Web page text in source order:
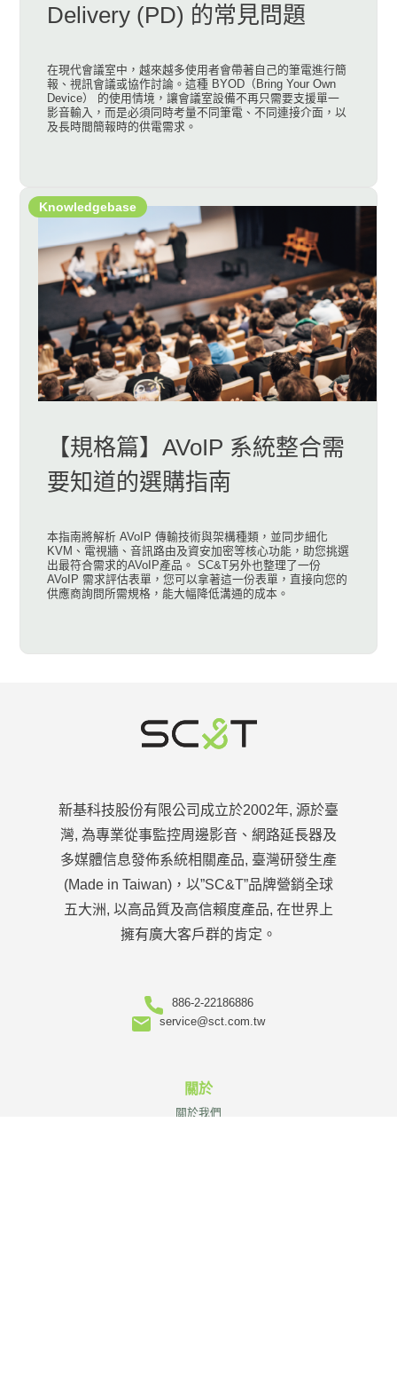
Delivery (PD) 的常見問題
在現代會議室中，越來越多使用者會帶著自己的筆電進行簡
報、視訊會議或協作討論。這種 BYOD（Bring Your Own
Device） 的使用情境，讓會議室設備不再只需要支援單一
影音輸入，而是必須同時考量不同筆電、不同連接介面，以
及長時間簡報時的供電需求。
Knowledgebase
【規格篇】AVoIP 系統整合需
要知道的選購指南
本指南將解析 AVoIP 傳輸技術與架構種類，並同步細化
KVM、電視牆、音訊路由及資安加密等核心功能，助您挑選
出最符合需求的AVoIP產品。 SC&T另外也整理了一份
AVoIP 需求評估表單，您可以拿著這一份表單，直接向您的
供應商詢問所需規格，能大幅降低溝通的成本。
新基科技股份有限公司成立於2002年, 源於臺
灣, 為專業從事監控周邊影音、網路延長器及
多媒體信息發佈系統相關產品, 臺灣研發生產
(Made in Taiwan)，以”SC&T”品牌營銷全球
五大洲, 以高品質及高信賴度產品, 在世界上
擁有廣大客戶群的肯定。
886-2-22186886
service@sct.com.tw
關於
關於我們